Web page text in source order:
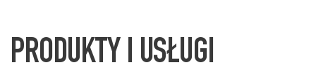
PRODUKTY I USŁUGI